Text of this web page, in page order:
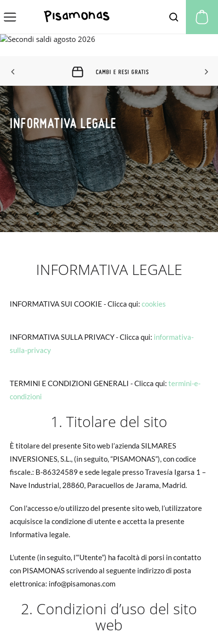
CAMBI E RESI GRATIS
INFORMATIVA LEGALE
INFORMATIVA LEGALE
INFORMATIVA SUI COOKIE - Clicca qui: cookies
INFORMATIVA SULLA PRIVACY - Clicca qui: informativa-
sulla-privacy
TERMINI E CONDIZIONI GENERALI - Clicca qui: termini-e-
condizioni
1. Titolare del sito
È titolare del presente Sito web l’azienda SILMARES
INVERSIONES, S.L., (in seguito, “PISAMONAS”), con codice
fiscale.: B-86324589 e sede legale presso Travesía Igarsa 1 –
Nave Industrial, 28860, Paracuellos de Jarama, Madrid.
Con l'accesso e/o utilizzo del presente sito web, l’utilizzatore
acquisisce la condizione di utente e accetta la presente
Informativa legale.
L’utente (in seguito, l’“Utente”) ha facoltà di porsi in contatto
con PISAMONAS scrivendo al seguente indirizzo di posta
elettronica: info@pisamonas.com
2. Condizioni d’uso del sito
web